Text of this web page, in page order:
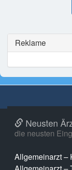
Reklame
Neusten
die neusten
Allgemeinarzt –